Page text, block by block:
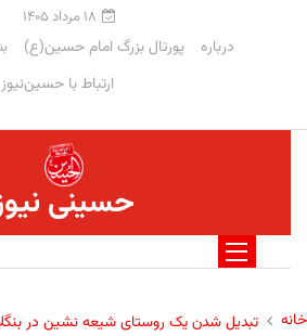
۱۸ مرداد ۱۴۰۵
درباره پورتال بزرگ امام حسین(ع)
ارتباط با حسین‌نیوز
حسینی
خانه
تبدیل شدن یک روستای شیعه نشین در